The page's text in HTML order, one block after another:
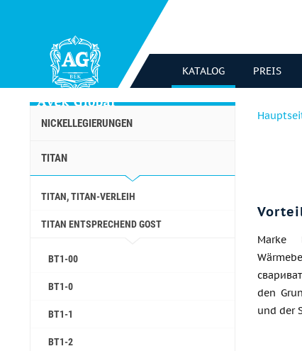
KATALOG PREIS
NICKELLEGIERUNGEN
TITAN
TITAN, TITAN-VERLEIH
TITAN ENTSPRECHEND GOST
BT1-00
BT1-0
BT1-1
BT1-2
den
und der